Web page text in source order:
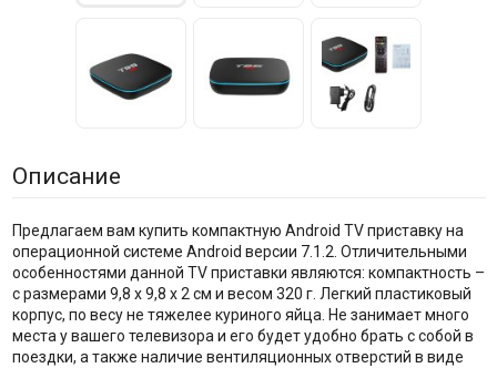
Описание
Предлагаем вам купить компактную Android TV приставку на
операционной системе Android версии 7.1.2. Отличительными
особенностями данной TV приставки являются: компактность –
с размерами 9,8 х 9,8 х 2 см и весом 320 г. Легкий пластиковый
корпус, по весу не тяжелее куриного яйца. Не занимает много
места у вашего телевизора и его будет удобно брать с собой в
поездки, а также наличие вентиляционных отверстий в виде